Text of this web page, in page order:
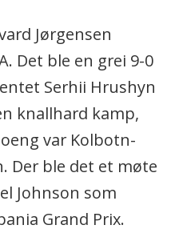
Jørgensen
Det ble en grei 9-0
Serhii Hrushyn
knallhard kamp,
var Kolbotn-
Der ble det et møte
Johnson som
Grand Prix.